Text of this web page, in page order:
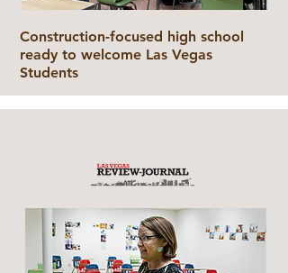
Construction-focused high school
ready to welcome Las Vegas
Students